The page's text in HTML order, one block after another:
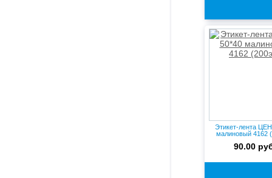
Этикет-лента
малиновый 4162
90.00